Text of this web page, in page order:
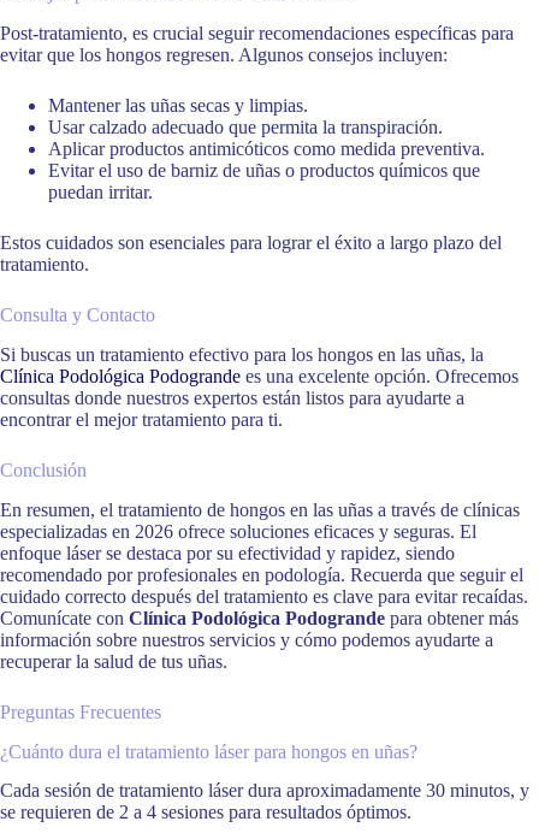
Post-tratamiento, es crucial seguir recomendaciones específicas para
evitar que los hongos regresen. Algunos consejos incluyen:
Mantener las uñas secas y limpias.
Usar calzado adecuado que permita la transpiración.
Aplicar productos antimicóticos como medida preventiva.
Evitar el uso de barniz de uñas o productos químicos que
puedan irritar.
Estos cuidados son esenciales para lograr el éxito a largo plazo del
tratamiento.
Consulta y Contacto
Si buscas un tratamiento efectivo para los hongos en las uñas, la
Clínica Podológica Podogrande es una excelente opción. Ofrecemos
consultas donde nuestros expertos están listos para ayudarte a
encontrar el mejor tratamiento para ti.
Conclusión
En resumen, el tratamiento de hongos en las uñas a través de clínicas
especializadas en 2026 ofrece soluciones eficaces y seguras. El
enfoque láser se destaca por su efectividad y rapidez, siendo
recomendado por profesionales en podología. Recuerda que seguir el
cuidado correcto después del tratamiento es clave para evitar recaídas.
Comunícate con Clínica Podológica Podogrande para obtener más
información sobre nuestros servicios y cómo podemos ayudarte a
recuperar la salud de tus uñas.
Preguntas Frecuentes
¿Cuánto dura el tratamiento láser para hongos en uñas?
Cada sesión de tratamiento láser dura aproximadamente 30 minutos, y
se requieren de 2 a 4 sesiones para resultados óptimos.